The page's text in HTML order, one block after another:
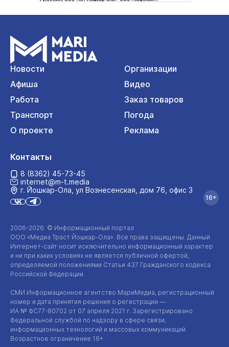
Новости
Организации
Афиша
Видео
Работа
Заказ товаров
Транспорт
Погода
О проекте
Реклама
2006-2026 © Информационный портал
ООО «Медиа Траст Йошкар-Ола». Все права защищены. Данный
Интернет-сайт носит исключительно информационный характер
и ни при каких условиях не является публичной офертой,
определяемой положениями Статьи 437 Гражданского кодекса
Российской Федерации.
СМИ Информационное агентство МариМедиа, регистрационный
номер и дата принятия решения о регистрации —
ИА № ФС77-80702 от 07 апреля 2021 г. Зарегистрировано
Федеральной службой по надзору в сфере связи,
информационных технологий и массовых коммуникаций.
Возрастное ограничение 16+.
Контакты
8 (8362) 45-73-45
internet@m-t.media
г. Йошкар‑Ола, ул Вознесенская, дом 76, офис 3
16+